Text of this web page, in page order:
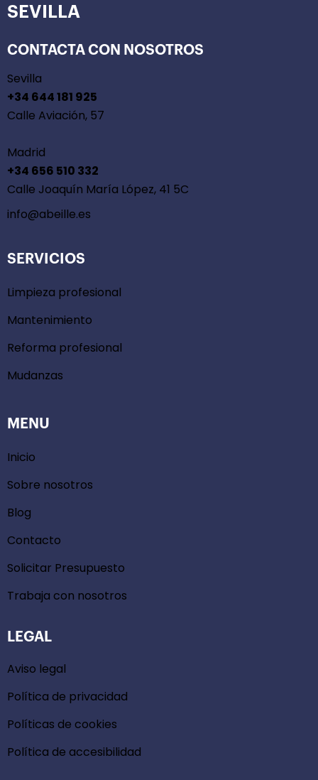
SEVILLA
CONTACTA CON NOSOTROS
Sevilla
+34 644 181 925
Calle Aviación, 57
Madrid
+34 656 510 332
Calle Joaquín María López, 41 5C
info@abeille.es
SERVICIOS
Limpieza profesional
Mantenimiento
Reforma profesional
Mudanzas
MENU
Inicio
Sobre nosotros
Blog
Contacto
Solicitar Presupuesto
Trabaja con nosotros
LEGAL
Aviso legal
Política de privacidad
Políticas de cookies
Política de accesibilidad